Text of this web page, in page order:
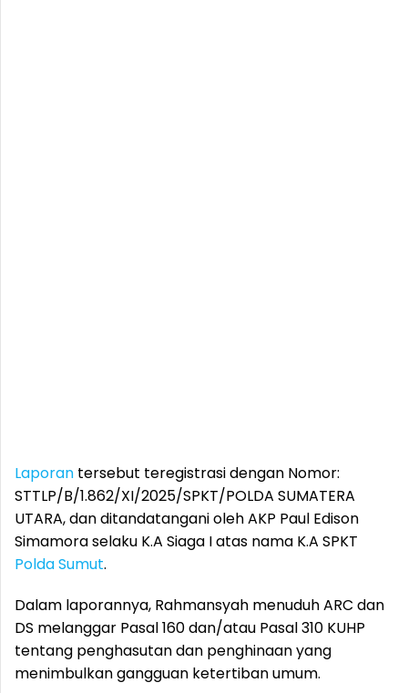
Laporan tersebut teregistrasi dengan Nomor:
STTLP/B/1.862/XI/2025/SPKT/POLDA SUMATERA
UTARA, dan ditandatangani oleh AKP Paul Edison
Simamora selaku K.A Siaga I atas nama K.A SPKT
Polda Sumut.
Dalam laporannya, Rahmansyah menuduh ARC dan
DS melanggar Pasal 160 dan/atau Pasal 310 KUHP
tentang penghasutan dan penghinaan yang
menimbulkan gangguan ketertiban umum.